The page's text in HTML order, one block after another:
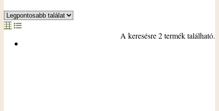
A keresésre 2 termék található.